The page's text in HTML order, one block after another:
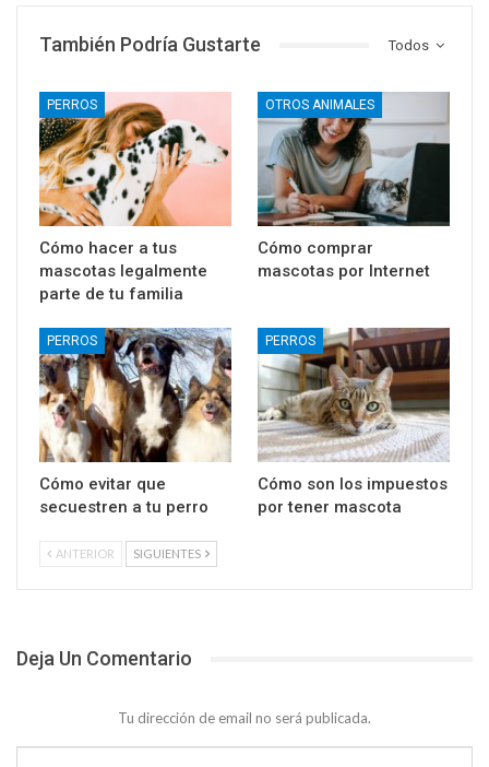
Todos
También Podría Gustarte
PERROS
Cómo hacer a tus
mascotas legalmente
parte de tu familia
OTROS ANIMALES
Cómo comprar
mascotas por Internet
PERROS
Cómo evitar que
secuestren a tu perro
PERROS
Cómo son los impuestos
por tener mascota
ANTERIOR SIGUIENTES
Deja Un Comentario
Tu dirección de email no será publicada.